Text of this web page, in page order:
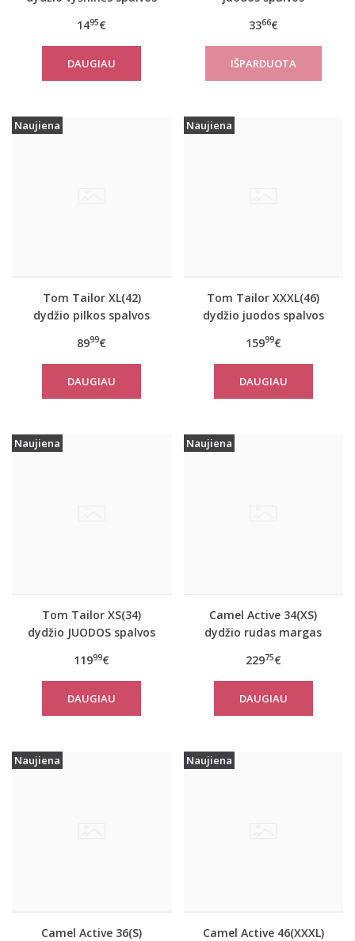
EverNew SH01
1495€
DAUGIAU
marškinėliai women
move FLOW Tank Top
3366€
Naujiena
Tom Tailor XL(42)
dydžio pilkos spalvos
paltas Tom Tailor
10367
8999€
DAUGIAU
Naujiena
Tom Tailor XXXL(46)
dydžio juodos spalvos
žiemai Tom Tailor
14482
15999€
DAUGIAU
Naujiena
Tom Tailor XS(34)
dydžio JUODOS spalvos
paltas Tom Tailor
29999
11999€
DAUGIAU
Naujiena
Camel Active 34(XS)
dydžio rudas margas
paltas 310050 6F32
22975€
DAUGIAU
Naujiena
Camel Active 36(S)
Naujiena
Camel Active 46(XXXL)